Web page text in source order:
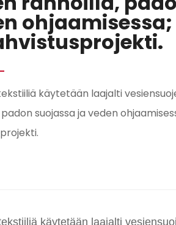
käytetään laajalti
suojassa ja veden
käytetään laajalti